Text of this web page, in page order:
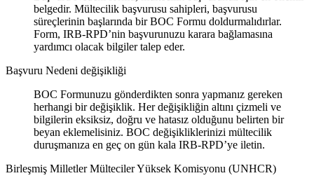
belgedir. Mültecilik başvurusu sahipleri, başvurusu
süreçlerinin başlarında bir BOC Formu doldurmalıdırlar.
Form, IRB-RPD’nin başvurunuzu karara bağlamasına
yardımcı olacak bilgiler talep eder.
Başvuru Nedeni değişikliği
BOC Formunuzu gönderdikten sonra yapmanız gereken
herhangi bir değişiklik. Her değişikliğin altını çizmeli ve
bilgilerin eksiksiz, doğru ve hatasız olduğunu belirten bir
beyan eklemelisiniz. BOC değişikliklerinizi mültecilik
duruşmanıza en geç on gün kala IRB-RPD’ye iletin.
Birleşmiş Milletler Mülteciler Yüksek Komisyonu (UNHCR)